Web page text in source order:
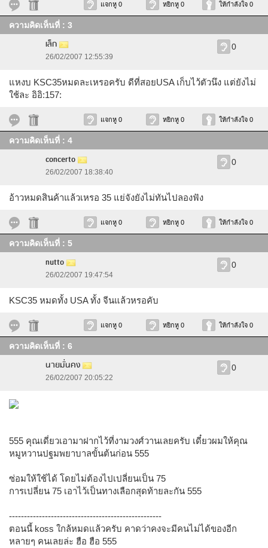
แจกหู 0 หยิกหู 0 ให้กำลังใจ 0
ความคิดเห็นที่ : 3
เล็ก
26/02/2007 12:55:39
0
แหงบ KSC35หมดละเหรอครับ ดีที่สอยUSA เก็บไว้ตัวนึง แต่ยังไม่
ใช้ละ อิอิ:157:
แจกหู 0 หยิกหู 0 ให้กำลังใจ 0
ความคิดเห็นที่ : 4
concerto
26/02/2007 18:38:40
0
อ้าวหมดสินค้าแล้วเหรอ 35 แย่จังยังไม่ทันไปลองฟัง
แจกหู 0 หยิกหู 0 ให้กำลังใจ 0
ความคิดเห็นที่ : 5
nutto
26/02/2007 19:47:54
0
KSC35 หมดทั้ง USA ทั้ง จีนแล้วหรอคับ
แจกหู 0 หยิกหู 0 ให้กำลังใจ 0
ความคิดเห็นที่ : 6
นายมั่นคง
26/02/2007 20:05:22
0
555 คุณเดี่ยวเอามาฝากไว้ที่งามวงศ์วานเลยครับ เดี๋ยวผมให้คุณ
หมูหวานปฐมพยาบาลขั้นต้นก่อน 555
ซ่อมให้ใช้ได้ โดยไม่ต้องไปเปลี่ยนเป็น 75
การเปลี่ยน 75 เอาไว้เป็นทางเลือกสุดท้ายละกัน 555
---------------------------------------------------
ตอนนี้ koss ใกล้หมดแล้วครับ คาดว่าคงจะมีคนไม่ได้ของอีก
หลายๆ คนเลยล่ะ ฮือ ฮือ 555